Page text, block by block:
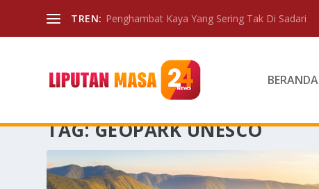
TREN: Penghambat Kaya Yang Sering Tak Di Sadari
BERANDA
TAG:GEOPARK UNESCO